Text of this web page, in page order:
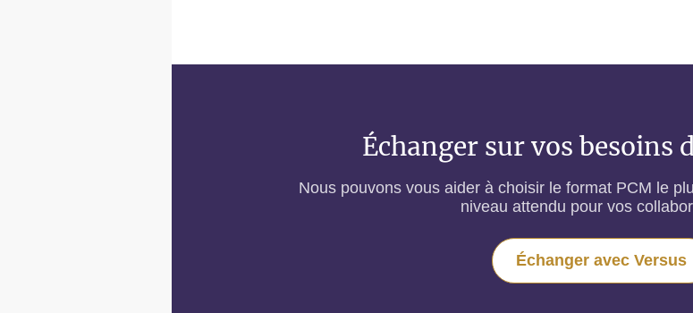
Échanger sur vos besoins
Nous pouvons vous aider à choisir le format PCM le
niveau attendu pour vos
Échanger avec Versus